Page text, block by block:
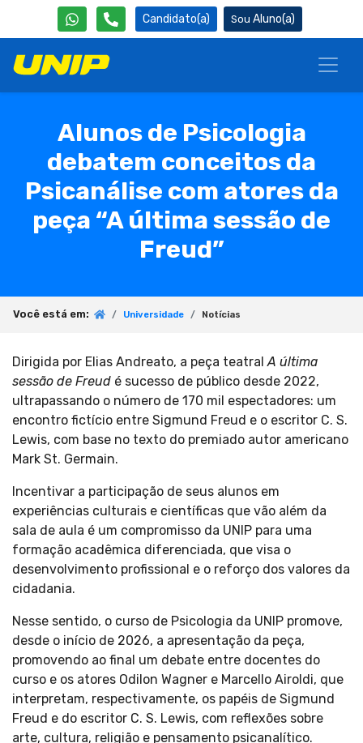
Candidato(a) Aluno(a)
Alunos de Psicologia
debatem conceitos da
Psicanálise com atores da
peça “A última sessão de
Freud”
Você está em: Universidade Notícias
Dirigida por Elias Andreato, a peça teatralA última
sessão de Freud é sucesso de público desde 2022,
ultrapassando o número de 170 mil espectadores: um
encontro fictício entre Sigmund Freud e o escritor C. S.
Lewis, com base no texto do premiado autor americano
Mark St. Germain.
Incentivar a participação de seus alunos em
experiências culturais e científicas que vão além da
sala de aula é um compromisso da UNIP para uma
formação acadêmica diferenciada, que visa o
desenvolvimento profissional e o reforço dos valores da
cidadania.
Nesse sentido, o curso de Psicologia da UNIP promove,
desde o início de 2026, a apresentação da peça,
promovendo ao final um debate entre docentes do
curso e os atores Odilon Wagner e Marcello Airoldi, que
interpretam, respectivamente, os papéis de Sigmund
Freud e do escritor C. S. Lewis, com reflexões sobre
arte, cultura, religião e pensamento psicanalítico.